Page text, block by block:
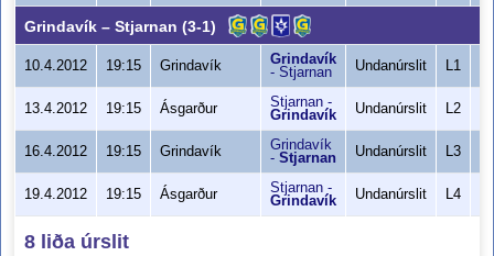
Grindavík – Stjarnan (3-1)
10.4.2012 19:15 Grindavík
Grindavík
- Stjarnan Undanúrslit L1
13.4.2012 19:15 Ásgarður Stjarnan -
Grindavík
Undanúrslit L2
16.4.2012 19:15 Grindavík
Grindavík
- Stjarnan Undanúrslit L3
19.4.2012 19:15 Ásgarður Stjarnan -
Grindavík
Undanúrslit L4
8 liða úrslit